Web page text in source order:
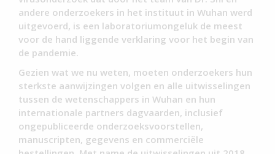
andere onderzoekers in het instituut in Wuhan werd
uitgevoerd, is een laboratoriumongeluk de meest
voor de hand liggende verklaring voor het begin van
de pandemie.
Gezien wat we nu weten, moeten onderzoekers hun
sterkste aanwijzingen volgen en alle uitwisselingen
tussen de wetenschappers in Wuhan en hun
internationale partners dagvaarden, inclusief
ongepubliceerde onderzoeksvoorstellen,
manuscripten, gegevens en commerciële